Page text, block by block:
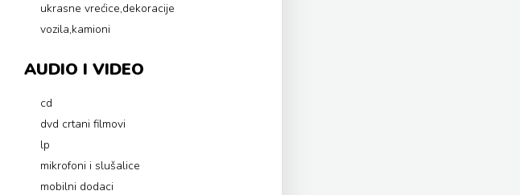
ukrasne vrećice,dekoracije
vozila,kamioni
AUDIO I VIDEO
cd
dvd crtani filmovi
lp
mikrofoni i slušalice
mobilni dodaci